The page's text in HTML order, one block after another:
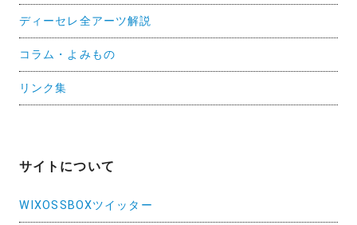
ディーセレ全アーツ解説
コラム・よみもの
リンク集
サイトについて
WIXOSSBOXツイッター